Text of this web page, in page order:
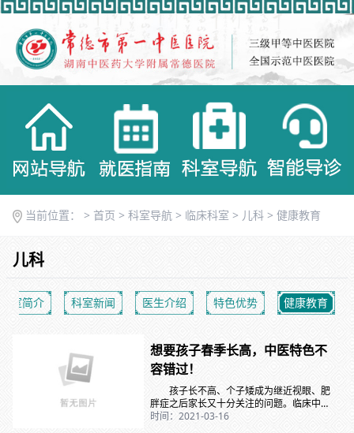
当前位置： > 首页 > 科室导航 > 临床科室 > 儿科 > 健康教育
儿科
科室简介 科室新闻 医生介绍 特色优势 健康教育
想要孩子春季长高，中医特色不
容错过！
孩子长不高、个子矮成为继近视眼、肥
胖症之后家长又十分关注的问题。临床中，
常有家长带着孩子来求助中医。那么，中医
时间：2021-03-16